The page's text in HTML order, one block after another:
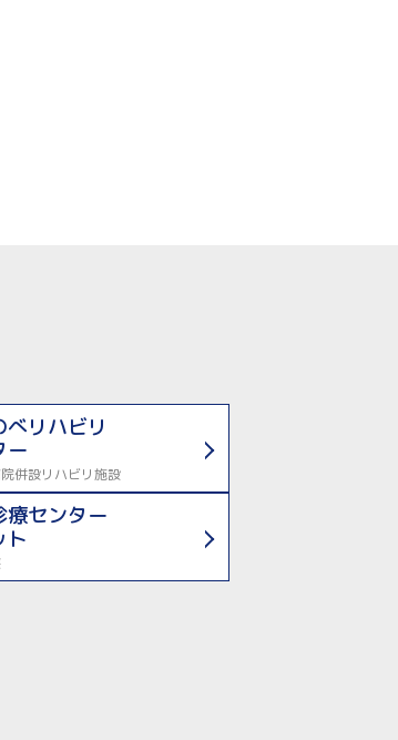
べリハビリ
ー
併設リハビリ施設
療センター
ト